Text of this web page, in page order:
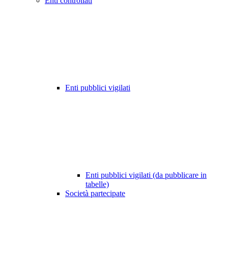
Enti pubblici vigilati
Enti pubblici vigilati (da pubblicare in
tabelle)
Società partecipate